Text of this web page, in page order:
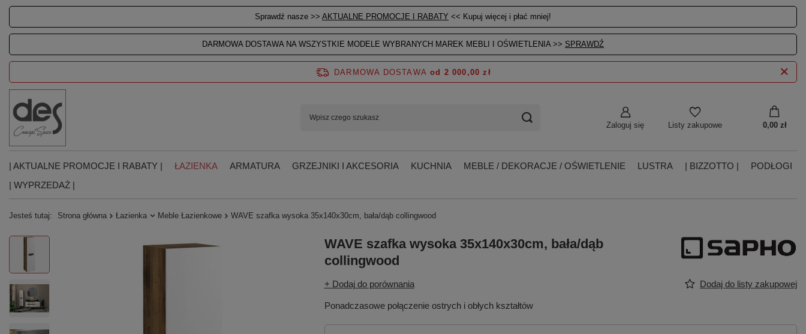
Sprawdź nasze >> AKTUALNE PROMOCJE I RABATY << Kupuj więcej i płać mniej!
DARMOWA DOSTAWA NA WSZYSTKIE MODELE WYBRANYCH MAREK MEBLI I OŚWIETLENIA >> SPRAWDŹ
Zaloguj się Listy zakupowe 0,00 zł
DARMOWA DOSTAWA od 2 000,00 zł
| AKTUALNE PROMOCJE I RABATY | ŁAZIENKA ARMATURA GRZEJNIKI I AKCESORIA KUCHNIA MEBLE / DEKORACJE / OŚWIETLENIE LUSTRA | BIZZOTTO |
PODŁOGI
| WYPRZEDAŻ |
Jesteś tutaj: Strona główna Łazienka Meble Łazienkowe WAVE szafka wysoka 35x140x30cm, bała/dąb collingwood
WAVE szafka wysoka 35x140x30cm, bała/dąb
collingwood
+ Dodaj do porównania Dodaj do listy zakupowej
Ponadczasowe połączenie ostrych i obłych kształtów